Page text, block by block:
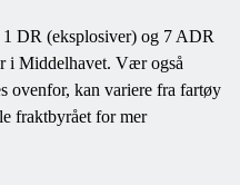
DR (eksplosiver) og 7 ADR
i Middelhavet. Vær også
ovenfor, kan variere fra fartøy
fraktbyrået for mer